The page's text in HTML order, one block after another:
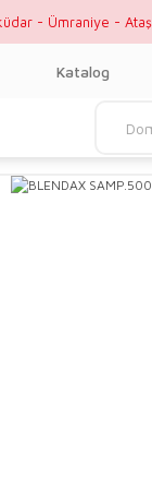
- Ümraniye -
Katalog